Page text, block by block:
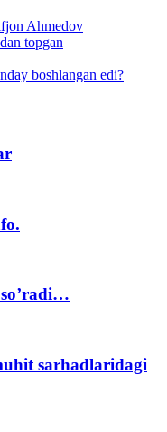
Ahmedov
topgan
boshlangan edi?
sarhadlaridagi